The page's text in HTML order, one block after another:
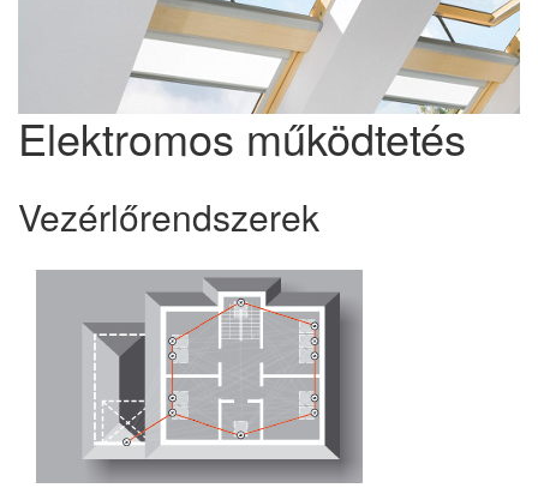
Elektromos működtetés
Vezérlőrendszerek